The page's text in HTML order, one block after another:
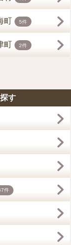
町 5件
町 2件
探す
件